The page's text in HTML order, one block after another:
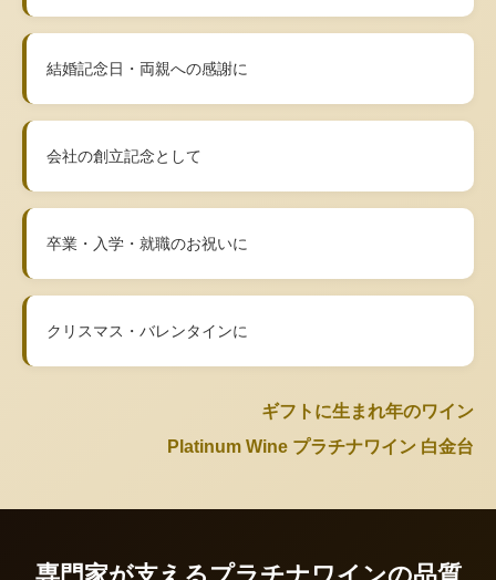
結婚記念日・両親への感謝に
会社の創立記念として
卒業・入学・就職のお祝いに
クリスマス・バレンタインに
ギフトに生まれ年のワイン
Platinum Wine プラチナワイン 白金台